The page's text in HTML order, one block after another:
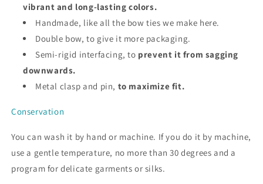
vibrant and long-lasting colors.
Handmade, like all the bow ties we make here.
Double bow, to give it more packaging.
Semi-rigid interfacing, to prevent it from sagging
downwards.
Metal clasp and pin, to maximize fit.
Conservation
You can wash it by hand or machine. If you do it by machine,
use a gentle temperature, no more than 30 degrees and a
program for delicate garments or silks.